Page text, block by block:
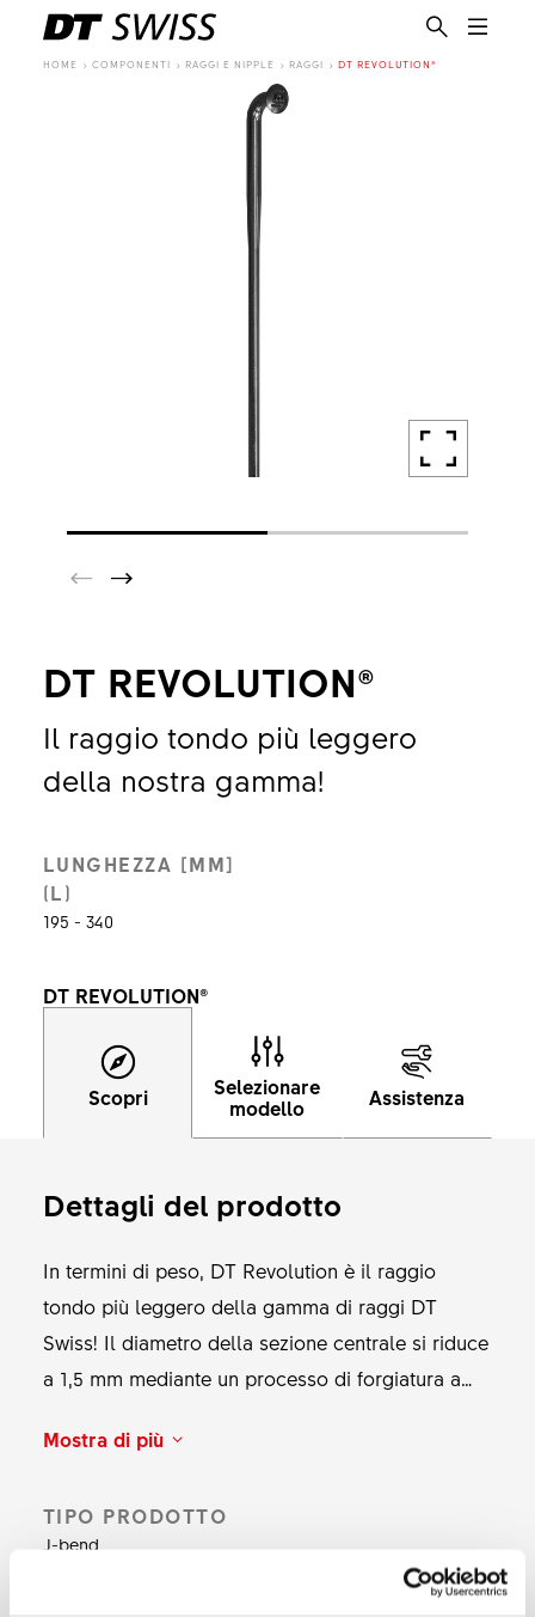
HOME COMPONENTI RAGGI E NIPPLE RAGGI DT REVOLUTION®
DT REVOLUTION®
Il raggio tondo più leggero
della nostra gamma!
LUNGHEZZA [MM]
(L)
195 - 340
DT REVOLUTION®
Scopri
Selezionare
modello
Assistenza
Dettagli del prodotto
In termini di peso, DT Revolution è il raggio
tondo più leggero della gamma di raggi DT
Swiss! Il diametro della sezione centrale si riduce
a 1,5 mm mediante un processo di forgiatura a
di risparmiare 161 g di peso rispetto ai raggi a
grazie al rapporto ideale tra stabilità e peso
contenuto. DT Revolution è sinonimo di
affidabilità per chi cerca una ruota leggera dal
Mostra di più
TIPO PRODOTTO
J-bend